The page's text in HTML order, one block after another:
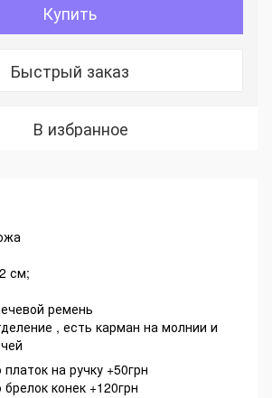
Купить
Быстрый заказ
В избранное
см;
ремень
, есть карман на молнии и
на ручку +50грн
конек +120грн